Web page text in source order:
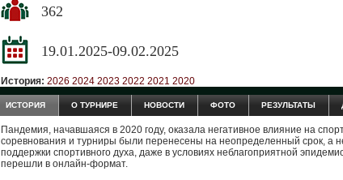
362
19.01.2025-09.02.2025
История: 2026 2024 2023 2022 2021 2020
ИСТОРИЯ О ТУРНИРЕ НОВОСТИ ФОТО РЕЗУЛЬТАТЫ
Пандемия, начавшаяся в 2020 году, оказала негативное влияние на
соревнования и турниры были перенесены на неопределенный срок, а
поддержки спортивного духа, даже в условиях неблагоприятной
перешли в онлайн-формат.